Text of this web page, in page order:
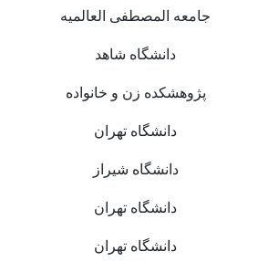
جامعه المصطفی العالمیه
دانشگاه شاهد
پژوهشکده زن و خانواده
دانشگاه تهران
دانشگاه شیراز
دانشگاه تهران
دانشگاه تهران